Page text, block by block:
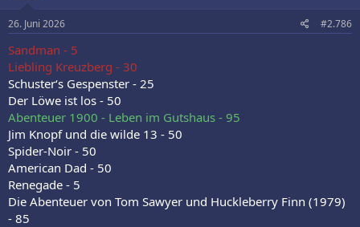
26. Juni 2026 #2.786
Sandman - 5
Liebling Kreuzberg - 30
Schuster‘s Gespenster - 25
Der Löwe ist los - 50
Abenteuer 1900 - Leben im Gutshaus - 95
Jim Knopf und die wilde 13 - 50
Spider-Noir - 50
American Dad - 50
Renegade - 5
Die Abenteuer von Tom Sawyer und Huckleberry Finn (1979)
- 85